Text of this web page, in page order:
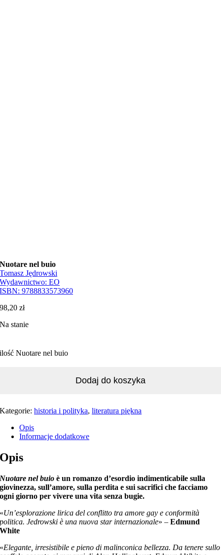
Nuotare nel buio
Tomasz Jędrowski
Wydawnictwo:EO
ISBN:9788833573960
98,20zł
Na stanie
ilość Nuotare nel buio
Dodaj do koszyka
Kategorie:historia i polityka,literatura piękna
Opis
Informacje dodatkowe
Opis
Nuotare nel buio è un romanzo d’esordio indimenticabile sulla
giovinezza, sull’amore, sulla perdita e sui sacrifici che facciamo
ogni giorno per vivere una vita senza bugie.
«Un’esplorazione lirica del conflitto tra amore gay e conformità
politica. Jedrowski è una nuova star internazionale» –Edmund
White
«Elegante, irresistibile e pieno di malinconica bellezza. Da tenere sullo